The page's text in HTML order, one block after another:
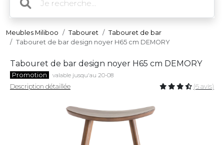
Meubles Miliboo Tabouret
Tabouret de bar
Tabouret de bar design noyer H65 cm DEMORY
Tabouret de bar design noyer H65 cm DEMORY
Promotion valable jusqu'au 20-08
Description détaillée (6 avis)